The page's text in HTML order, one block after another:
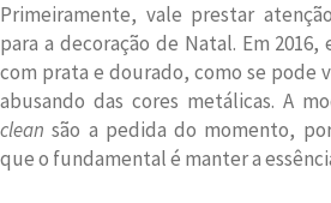
Primeiramente, vale prestar
para a decoração de Natal. Em
com prata e dourado, como se pode
abusando das cores metálicas. A
clean são a pedida do momento,
que o fundamental é manter a